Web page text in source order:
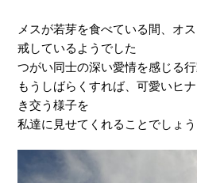
メスが若芽を食べている間、オ
戒しているようでした
つがい同士の深い愛情を感じる
もうしばらくすれば、可愛いヒ
き交う様子を
私達に見せてくれることでしょう